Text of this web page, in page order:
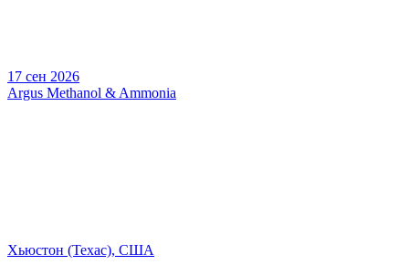
17 сен 2026
Argus Methanol & Ammonia
Хьюстон (Техас), США